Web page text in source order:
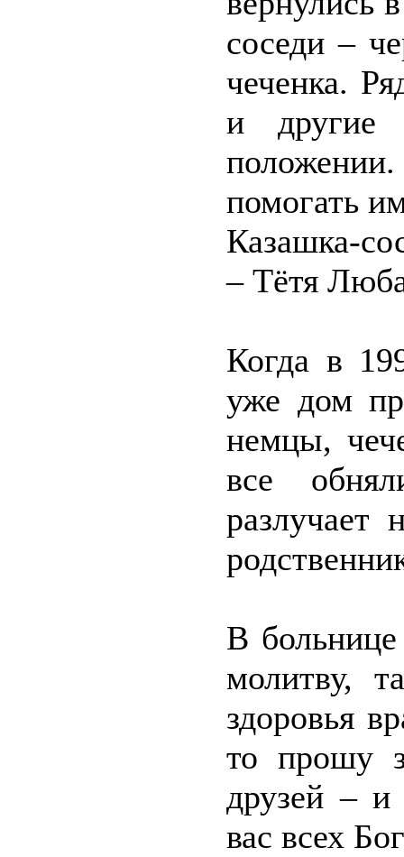
соседи –
чеченка.
и другие
помогать
Казашка-
– Тётя
Когда в
уже дом
немцы,
все
разлучает
В
молитву,
здоровья
то прошу
друзей – и
вас всех